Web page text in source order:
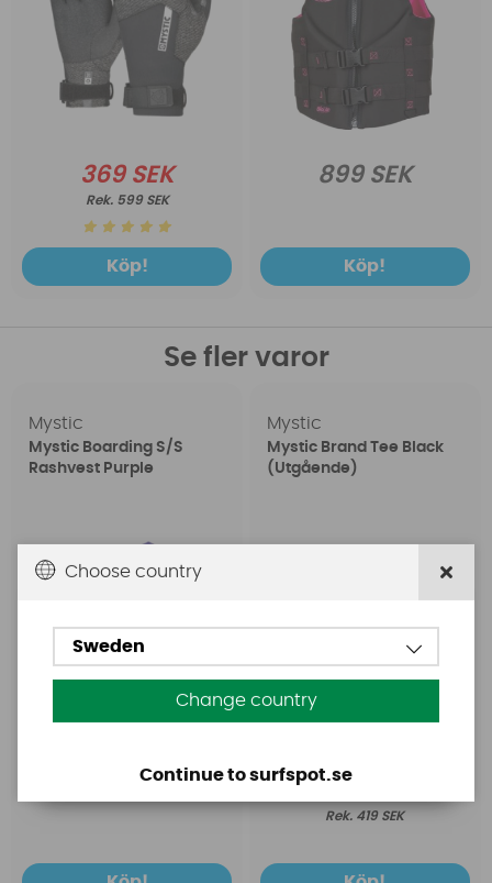
369 SEK
599 SEK
Köp!
899 SEK
Köp!
Se fler varor
Mystic
Mystic Boarding S/S
Rashvest Purple
Mystic
Mystic Brand Tee Black
(Utgående)
419 SEK
Choose country
Sweden
Change country
Continue to surfspot.se